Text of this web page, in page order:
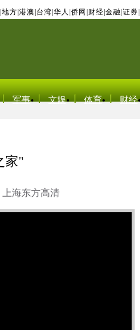
地方 港澳 台湾 华人 侨网 财经 金融 证券
军事 文娱 体育 财经
家"
上海东方高清